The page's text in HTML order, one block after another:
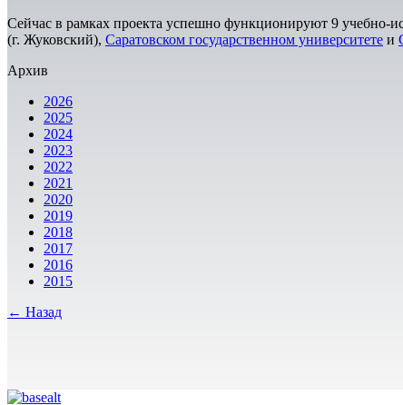
Сейчас в рамках проекта успешно функционируют 9 учебно-
(г. Жуковский), Саратовском государственном университете и
Архив
2026
2025
2024
2023
2022
2021
2020
2019
2018
2017
2016
2015
← Назад